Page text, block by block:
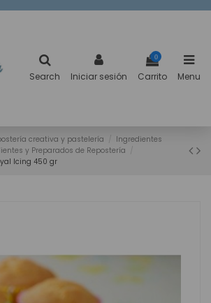
Search Iniciar sesión
0
Carrito Menu
creativa y pastelería
Ingredientes
y Preparados de Repostería
Icing 450 gr